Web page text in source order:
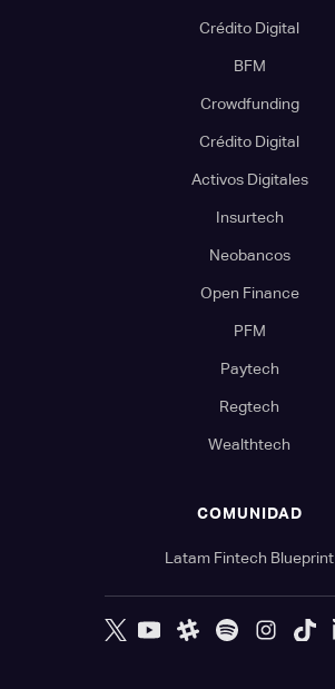
Crédito Digital
BFM
Crowdfunding
Crédito Digital
Activos Digitales
Insurtech
Neobancos
Open Finance
PFM
Paytech
Regtech
Wealthtech
COMUNIDAD
Latam Fintech Blueprint